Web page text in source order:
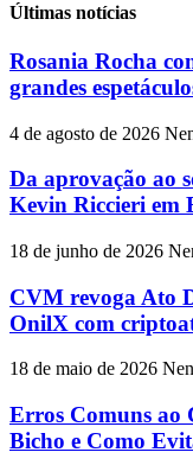
Últimas notícias
Rosania Rocha
grandes
4 de agosto de 2026
Da aprovação ao
Kevin Riccieri em
18 de junho de 2026
CVM revoga Ato
OnilX com
18 de maio de 2026
Erros Comuns ao
Bicho e Como